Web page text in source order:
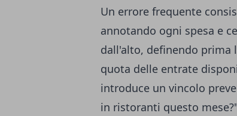
Un errore frequente
annotando ogni spesa e
dall'alto, definendo prima
quota delle entrate
introduce un vincolo
in ristoranti questo